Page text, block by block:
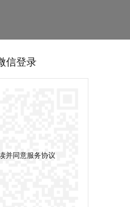
信登录
并同意服务协议